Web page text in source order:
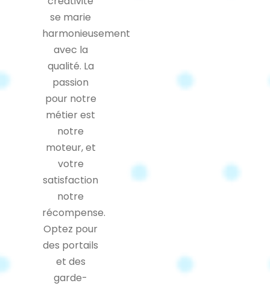
se marie
harmonieusement
avec la
qualité. La
passion
pour notre
métier est
notre
moteur, et
votre
satisfaction
notre
récompense.
Optez pour
des portails
et des
garde-